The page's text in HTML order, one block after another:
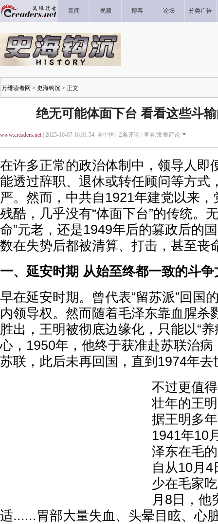
新闻 视频 博客 论坛 分类广告
万维读者网 > 史海钩沉 > 正文
绝无可能体面下台 看看这些斗
www.creaders.net| 2025-10-07 16:01:54 看中国 | 2条评论 | 查看/发表评论
在许多正常的政治体制中，领导人即
能透过辞职、退休或转任顾问等方式
严。然而，中共自1921年建党以来
残酷，几乎没有“体面下台”的传统。
命”元老，还是1949年后的篡政后的
数在失势后都被清算、打击，甚至丧
一、延安时期 从始至终都一致的斗
早在延安时期。曾代表“留苏派”回国
内领导权。然而随着毛泽东靠血腥杀
胜出，王明被彻底边缘化，只能以“
心，1950年，他终于获准赴苏联治
苏联，此后未再回国，直到1974年去
不过更值
壮年的王
据王明多
1941年10
泽东在毛
自从10月
少在毛家
月8日，他
适......胃部大量失血、头晕目眩、心